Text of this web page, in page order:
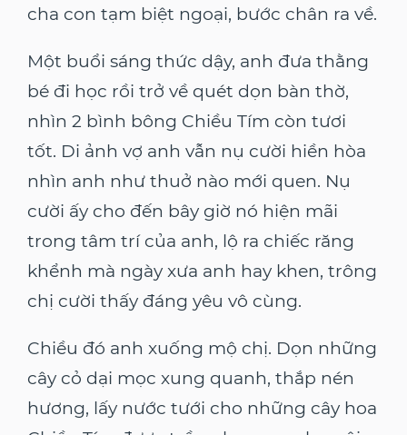
cha con tạm biệt ngoại, bước chân ra về.
Một buổi sáng thức dậy, anh đưa thằng
bé đi học rồi trở về quét dọn bàn thờ,
nhìn 2 bình bông Chiều Tím còn tươi
tốt. Di ảnh vợ anh vẫn nụ cười hiền hòa
nhìn anh như thuở nào mới quen. Nụ
cười ấy cho đến bây giờ nó hiện mãi
trong tâm trí của anh, lộ ra chiếc răng
khểnh mà ngày xưa anh hay khen, trông
chị cười thấy đáng yêu vô cùng.
Chiều đó anh xuống mộ chị. Dọn những
cây cỏ dại mọc xung quanh, thắp nén
hương, lấy nước tưới cho những cây hoa